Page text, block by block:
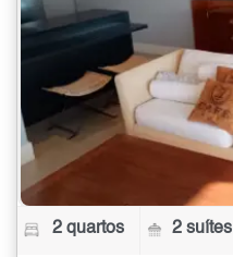
2 quartos 2 suítes